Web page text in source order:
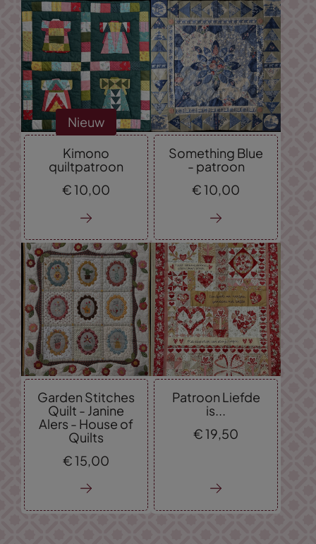
Nieuw
Kimono
quiltpatroon
€10,00
Something Blue
- patroon
€10,00
Garden Stitches
Quilt - Janine
Alers - House of
Quilts
€15, 00
Patroon Liefde
is...
€19, 50